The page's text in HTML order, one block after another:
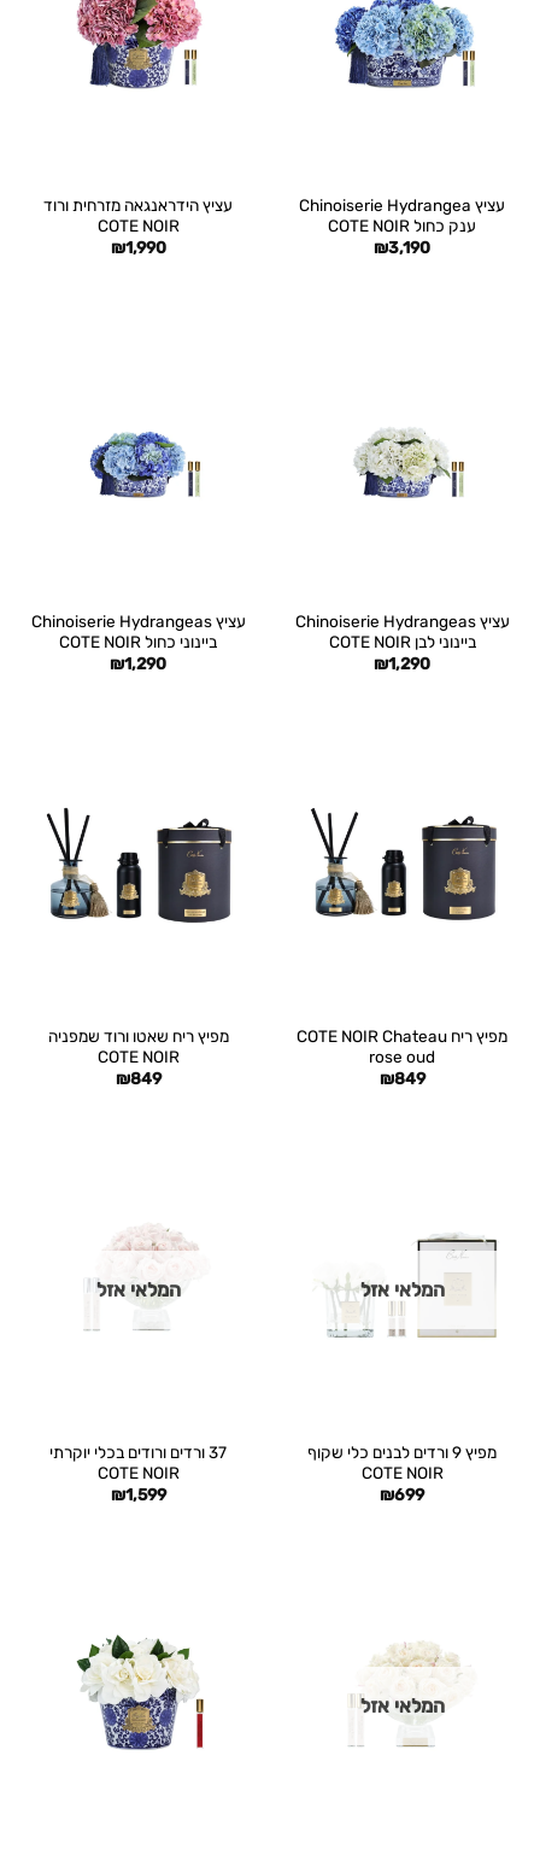
עציץ Chinoiserie Hydrangea
ענק כחול COTE NOIR
₪3,190
עציץ הידראנגאה מזרחית ורוד
COTE NOIR
₪1,990
עציץ Chinoiserie Hydrangeas
ביינוני לבן COTE NOIR
₪1,290
עציץ Chinoiserie Hydrangeas
ביינוני כחול COTE NOIR
₪1,290
מפיץ ריח COTE NOIR Chateau
rose oud
₪849
מפיץ ריח שאטו ורוד שמפניה
COTE NOIR
₪849
המלאי אזל
מפיץ 9 ורדים לבנים כלי שקוף
COTE NOIR
₪699
המלאי אזל
37 ורדים ורודים בכלי יוקרתי
COTE NOIR
₪1,599
המלאי אזל